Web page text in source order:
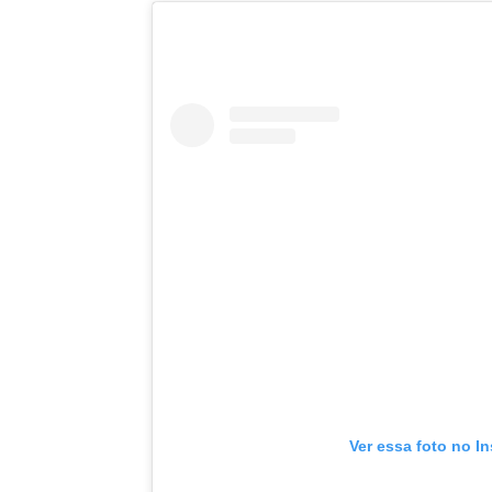
Ver essa foto no